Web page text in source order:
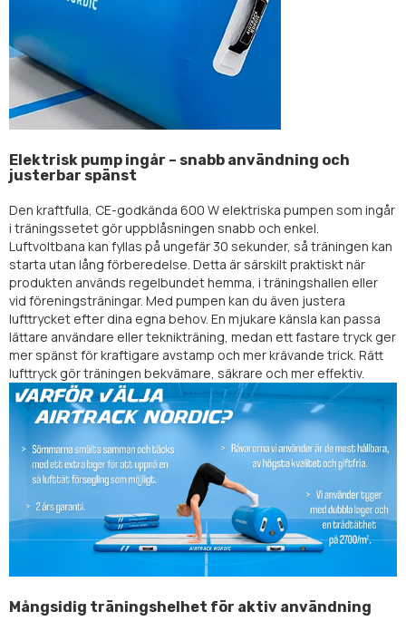
Elektrisk pump ingår – snabb användning och
justerbar spänst
Den kraftfulla, CE-godkända 600 W elektriska pumpen som ingår
i träningssetet gör uppblåsningen snabb och enkel.
Luftvoltbana kan fyllas på ungefär 30 sekunder, så träningen kan
starta utan lång förberedelse. Detta är särskilt praktiskt när
produkten används regelbundet hemma, i träningshallen eller
vid föreningsträningar. Med pumpen kan du även justera
lufttrycket efter dina egna behov. En mjukare känsla kan passa
lättare användare eller teknikträning, medan ett fastare tryck ger
mer spänst för kraftigare avstamp och mer krävande trick. Rätt
lufttryck gör träningen bekvämare, säkrare och mer effektiv.
Mångsidig träningshelhet för aktiv användning